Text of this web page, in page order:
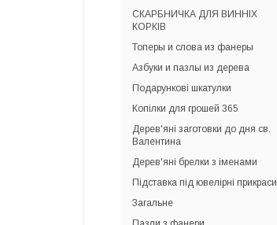
СКАРБНИЧКА ДЛЯ ВИННІХ
КОРКІВ
Топеры и слова из фанеры
Азбуки и пазлы из дерева
Подарункові шкатулки
Копілки для грошей 365
Дерев'яні заготовки до дня св.
Валентина
Дерев'яні брелки з іменами
Підставка під ювелірні прикраси
Загальне